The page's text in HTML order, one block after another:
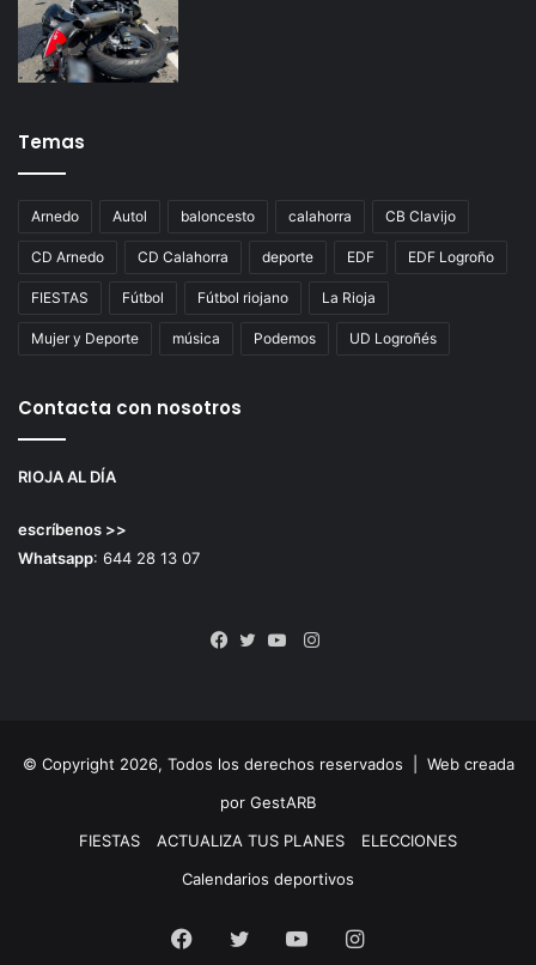
Temas
Arnedo Autol baloncesto calahorra CB Clavijo
CD Arnedo CD Calahorra deporte EDF EDF Logroño
FIESTAS Fútbol Fútbol riojano La Rioja
Mujer y Deporte música Podemos UD Logroñés
Contacta con nosotros
RIOJA AL DÍA
escríbenos >>
Whatsapp: 644 28 13 07
Instagram
© Copyright 2026, Todos los derechos reservados | Web creada
por GestARB
FIESTAS
ACTUALIZA TUS PLANES
ELECCIONES
Calendarios deportivos
Facebook
Twitter YouTubeInstagram